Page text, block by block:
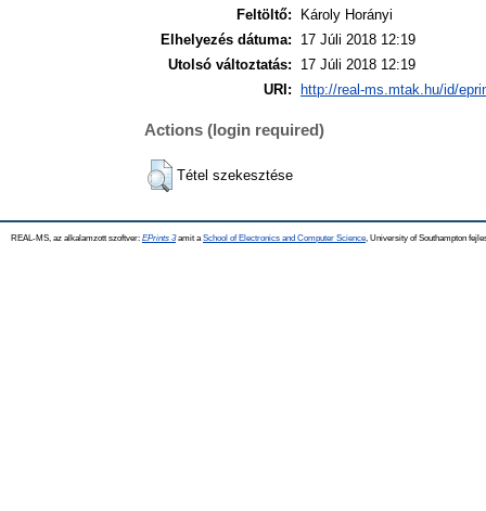
Feltöltő:
Károly Horányi
Elhelyezés dátuma:
17 Júli 2018 12:19
Utolsó változtatás:
17 Júli 2018 12:19
URI:
http://real-ms.mtak.hu/id/
Actions (login required)
Tétel szekesztése
REAL-MS, az alkalamzott szoftver: EPrints 3amit a School of Electronics and Computer Science , University of Southampton